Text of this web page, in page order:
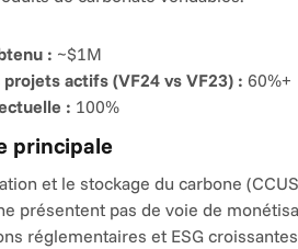
: ~$1M
actifs (VF24 vs VF23) : 60%+
: 100%
principale
et le stockage du carbone
présentent pas de voie de
réglementaires et ESG